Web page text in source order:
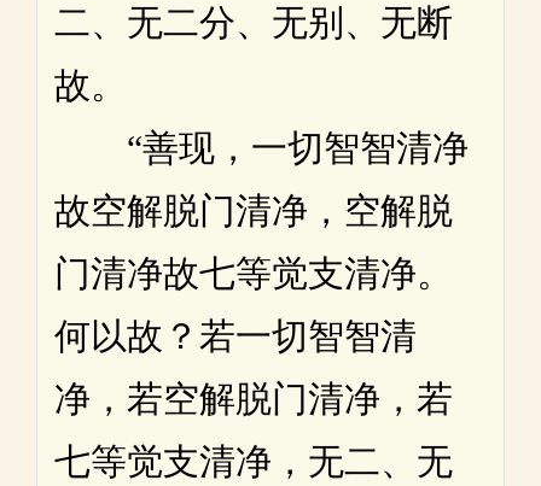
二、无二分、无别、无断
故。
“善现，一切智智清净
故空解脱门清净，空解脱
门清净故七等觉支清净。
何以故？若一切智智清
净，若空解脱门清净，若
七等觉支清净，无二、无